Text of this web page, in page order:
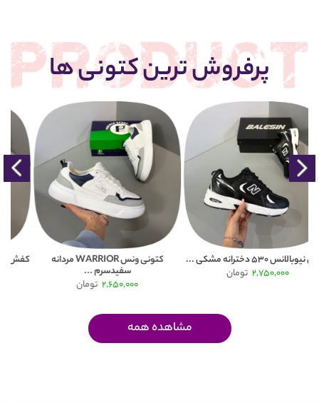
پرفروش ترین کتونی ها
کتونی ونس WARRIOR مردانه
سفیدسرم ...
کفش و کتونی نیوبالانس 530 سفیدسرم
...
2,750,000
مشاهده همه